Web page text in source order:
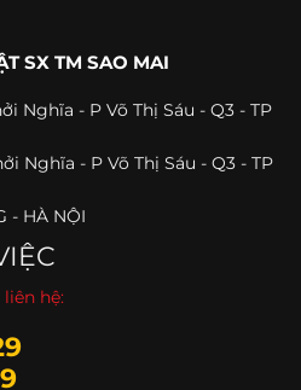
SX TM SAO MAI
Nghĩa - P Võ Thị Sáu - Q3 - TP
Nghĩa - P Võ Thị Sáu - Q3 - TP
- HÀ NỘI
hệ: